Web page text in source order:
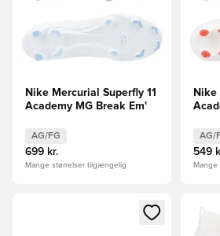
Nike Mercurial Superfly 11
Academy MG Break Em'
AG/FG
699 kr.
Mange størrelser tilgængelig
Nike
AG/
549
Åbner en Modal til at logge ind